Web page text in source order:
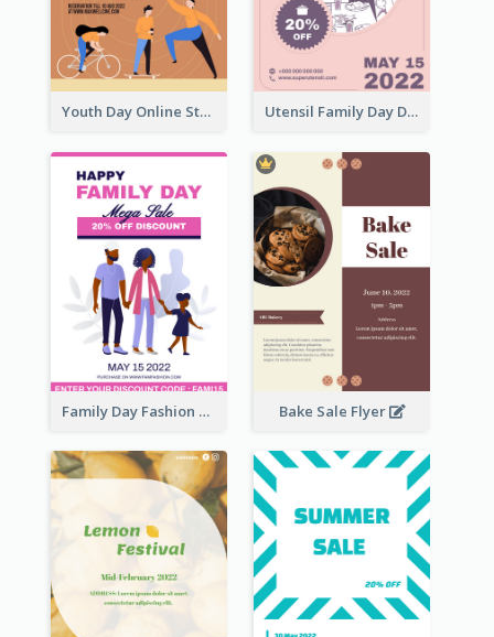
Youth Day Online Store Discount Flyer Utensil Family Day Discount Flyer
Family Day Fashion Sales Flyer Bake Sale Flyer